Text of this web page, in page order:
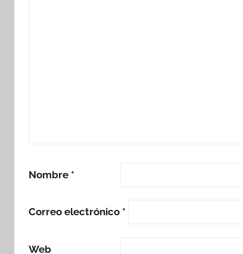
Nombre *
Correo electrónico *
Web